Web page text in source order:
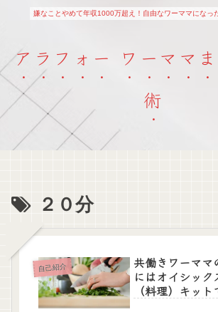
嫌なことやめて年収1000万超え！自由なワーママになっ
アラフォー ワーママ
術
２０分
自己紹介
共働きワーママ
にはオイシック
（料理）キッ